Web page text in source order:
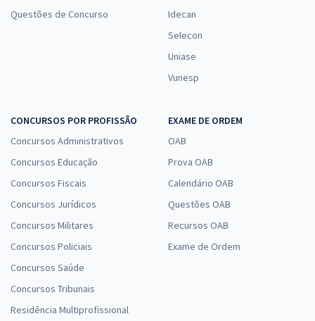
Questões de Concurso
Idecan
Selecon
Uniase
Vunesp
CONCURSOS POR PROFISSÃO
Concursos Administrativos
Concursos Educação
Concursos Fiscais
Concursos Jurídicos
Concursos Militares
Concursos Policiais
Concursos Saúde
Concursos Tribunais
Residência Multiprofissional
EXAME DE ORDEM
OAB
Prova OAB
Calendário OAB
Questões OAB
Recursos OAB
Exame de Ordem